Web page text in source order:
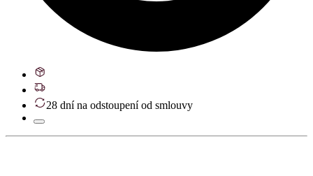
28 dní na odstoupení od smlouvy